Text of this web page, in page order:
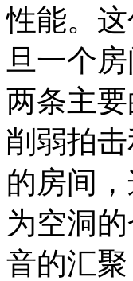
性能。
旦一个
两条主
削弱拍
的房间
为空洞
音的汇